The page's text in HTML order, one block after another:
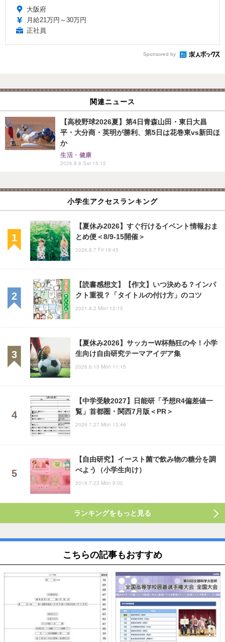
大阪府
月給21万円～30万円
正社員
Sponsored by
関連ニュース
【高校野球2026夏】第4日青森山田・東日大昌
平・大分商・英明が勝利、第5日は花巻東vs新田ほ
か
生活・健康
2026.8.8 Sat 15:15
小学生アクセスランキング
【夏休み2026】すぐ行けるイベント情報おま
とめ便＜8/9-15開催＞
2026.8.7 Fri 19:45
【読書感想文】【作文】いつ決める？インパ
クト重視？「タイトルの付け方」のコツ
2021.8.2 Mon 12:15
【夏休み2026】サッカーW杯熱狂の今！小学
生向け自由研究テーマアイデア集
2026.6.15 Mon 11:15
【中学受験2027】日能研「予想R4偏差値一
覧」首都圏・関西7月版＜PR＞
2026.7.27 Mon 13:46
【自由研究】イースト菌で飲み物の糖分を調
べよう（小学生向け）
2018.7.23 Mon 9:00
ランキングをもっと見る
こちらの記事もおすすめ